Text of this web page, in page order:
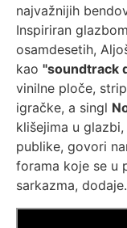
najvažnijih
Inspiriran
osamdesetih,
kao "soundtrack
vinilne ploče,
igračke, a singl
klišejima u
publike, govori
forama koje se u
sarkazma, dodaje.